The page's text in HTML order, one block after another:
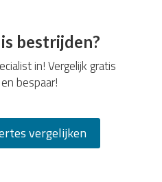
bestrijden?
in! Vergelijk gratis
bespaar!
vergelijken